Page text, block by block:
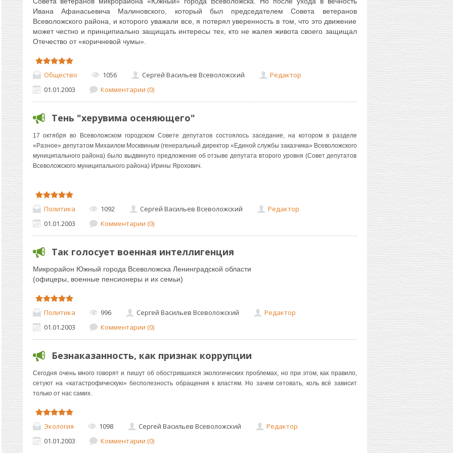
Ивана Афанасьевича Малиновского, который был председателем Совета ветеранов
Всеволожского района, и которого уважали все, я потерял уверенность в том, что это движение
может честно и принципиально защищать интересы тех, кто не жалея живота своего защищал
Отечество от «коричневой чумы».
Общество 1056 Сергей Васильев Всеволожский
Редактор
01.01.2003
Комментарии (0)
Тень "херувима осеняющего"
17 октября во Всеволожском городском Совете депутатов состоялось заседание, на котором в разделе
«Разное» депутатом Михаилом Москвиным (генеральный директор «Единой службы заказчика» Всеволожского
муниципального района) было выдвинуто предложение об отзыве депутата второго уровня (Совет депутатов
Всеволожского муниципального района) Ирины Ярохович.
Политика 1092 Сергей Васильев Всеволожский
Редактор
01.01.2003
Комментарии (0)
Так голосует военная интеллигенция
Микрорайон Южный города Всеволожска Ленинградской области
(офицеры, военные пенсионеры и их семьи)
Политика 996 Сергей Васильев Всеволожский
Редактор
01.01.2003
Комментарии (0)
Безнаказанность, как признак коррупции
Сегодня очень много говорят и пишут об обострившихся экологических проблемах, но при этом, как правило,
сетуют на «катастрофическую» бесполезность обращения к властям. Но зачем сетовать, коль всё зависит
только от нас самих.
Экология 1098 Сергей Васильев Всеволожский
Редактор
01.01.2003
Комментарии (0)